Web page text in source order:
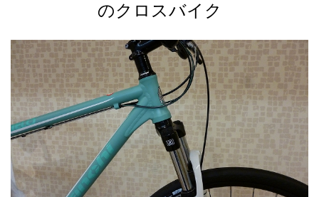
のクロスバイク